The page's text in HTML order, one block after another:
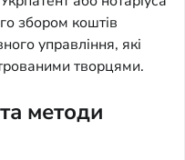
збором коштів
управління, які
творцями.
методи